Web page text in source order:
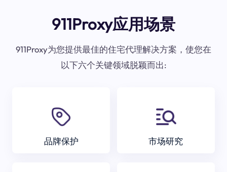
911Proxy应用场景
911Proxy为您提供最佳的住宅代理解决方案，使您在
以下六个关键领域脱颖而出:
品牌保护 市场研究